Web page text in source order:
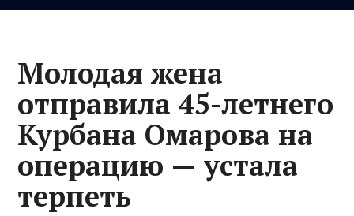
Молодая жена
отправила 45-летнего
Курбана Омарова на
операцию — устала
терпеть